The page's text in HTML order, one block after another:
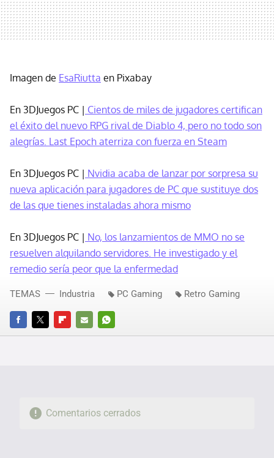
Imagen de EsaRiutta en Pixabay
En 3DJuegos PC | Cientos de miles de jugadores certifican
el éxito del nuevo RPG rival de Diablo 4, pero no todo son
alegrías. Last Epoch aterriza con fuerza en Steam
En 3DJuegos PC | Nvidia acaba de lanzar por sorpresa su
nueva aplicación para jugadores de PC que sustituye dos
de las que tienes instaladas ahora mismo
En 3DJuegos PC | No, los lanzamientos de MMO no se
resuelven alquilando servidores. He investigado y el
remedio sería peor que la enfermedad
FACEBOOKTWITTERFLIPBOARD
E-
WHATSAPP
TEMAS Industria PC Gaming Retro Gaming
Comentarios cerrados